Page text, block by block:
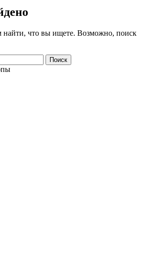
что вы ищете. Возможно, поиск